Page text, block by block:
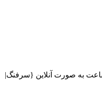
بیش از {سه|3|2|4} ساعت به صورت آنلاین {سرفنگ|